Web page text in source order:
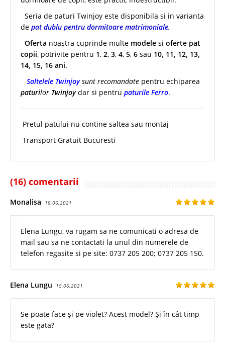
Seria de paturi Twinjoy este disponibila si in varianta
de pat dublu pentru dormitoare matrimoniale.
Oferta noastra cuprinde multe modele si oferte pat
copii, potrivite pentru 1, 2, 3, 4, 5, 6 sau 10, 11, 12, 13,
14, 15, 16 ani.
Saltelele Twinjoysunt recomandate pentru echiparea
paturilor Twinjoydar si pentru paturile Ferro.
Pretul patului nu contine saltea sau montaj
Transport Gratuit Bucuresti
(16) comentarii
Monalisa 19.06.2021
Elena Lungu, va rugam sa ne comunicati o adresa de
mail sau sa ne contactati la unul din numerele de
telefon regasite si pe site: 0737 205 200; 0737 205 150.
Elena Lungu 15.06.2021
Se poate face și pe violet? Acest model? Și în cât timp
este gata?